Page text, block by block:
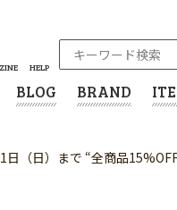
HELP
BLOG BRAND
（日）まで “全商品